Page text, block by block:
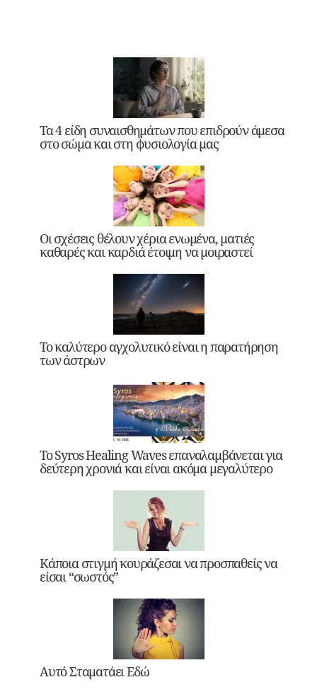
Τα 4 είδη συναισθημάτων που επιδρούν άμεσα
στο σώμα και στη φυσιολογία μας
Οι σχέσεις θέλουν χέρια ενωμένα, ματιές
καθαρές και καρδιά έτοιμη να μοιραστεί
Το καλύτερο αγχολυτικό είναι η παρατήρηση
των άστρων
Το Syros Healing Waves επαναλαμβάνεται για
δεύτερη χρονιά και είναι ακόμα μεγαλύτερο
Κάποια στιγμή κουράζεσαι να προσπαθείς να
είσαι “σωστός”
Αυτό Σταματάει Εδώ